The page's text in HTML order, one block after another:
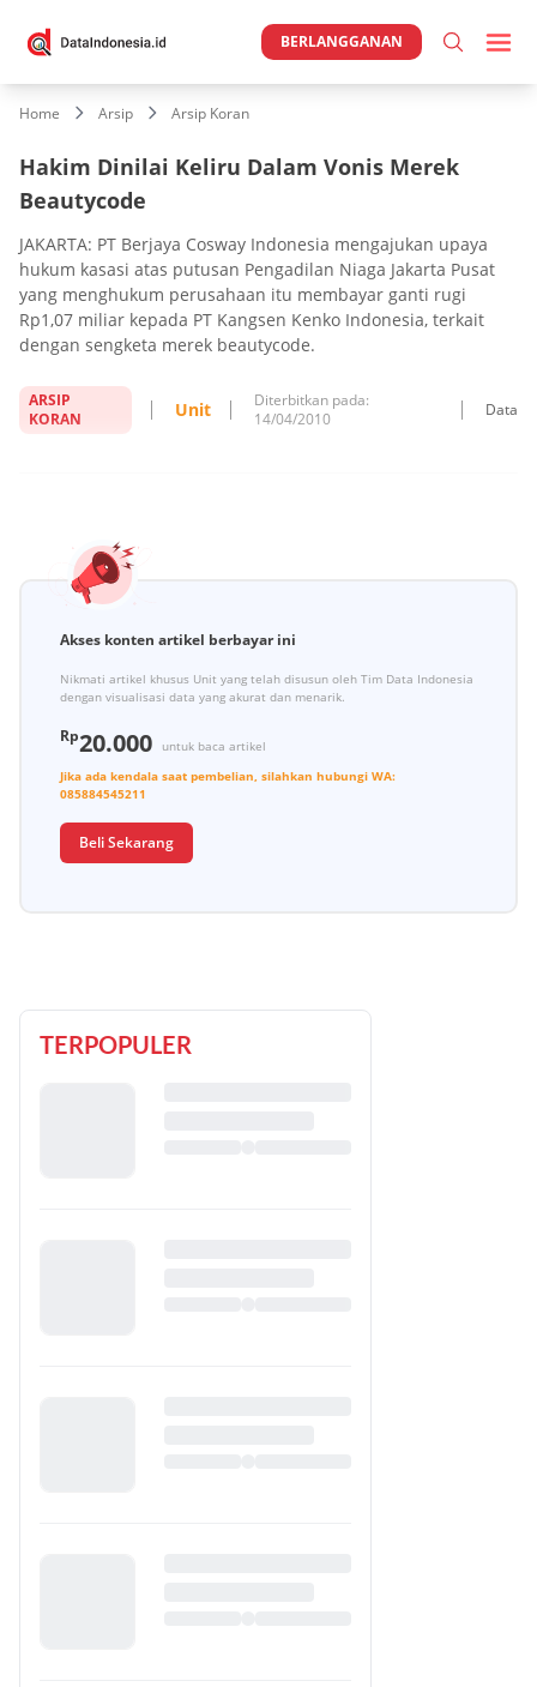
BERLANGGANAN
Home Arsip Arsip Koran
Hakim Dinilai Keliru Dalam Vonis Merek
Beautycode
JAKARTA: PT Berjaya Cosway Indonesia mengajukan upaya
hukum kasasi atas putusan Pengadilan Niaga Jakarta Pusat
yang menghukum perusahaan itu membayar ganti rugi
Rp1,07 miliar kepada PT Kangsen Kenko Indonesia, terkait
dengan sengketa merek beautycode.
ARSIP
KORAN
Unit
Diterbitkan pada:
14/04/2010
Data
Akses konten artikel berbayar ini
Nikmati artikel khusus Unit yang telah disusun oleh Tim Data Indonesia
dengan visualisasi data yang akurat dan menarik.
Rp20.000
untuk baca artikel
Jika ada kendala saat pembelian, silahkan hubungi WA:
085884545211
Beli Sekarang
TERPOPULER